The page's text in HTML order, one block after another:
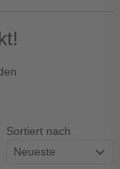
Sortiert nach